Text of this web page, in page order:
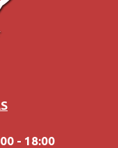
- 18:00